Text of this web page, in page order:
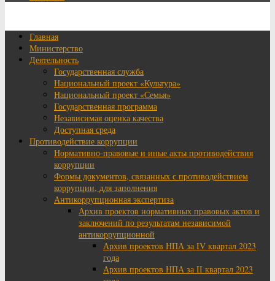
Главная
Министерство
Деятельность
Государственная служба
Национальный проект «Культура»
Национальный проект «Семья»
Государственная программа
Независимая оценка качества
Доступная среда
Противодействие коррупции
Нормативно-правовые и иные акты противодействия
коррупции
Формы документов, связанных с противодействием
коррупции, для заполнения
Антикоррупционная экспертиза
Архив проектов нормативных правовых актов и
заключений по результатам независимой
антикоррупционной
Архив проектов НПА за IV квартал 2023
года
Архив проектов НПА за II квартал 2023